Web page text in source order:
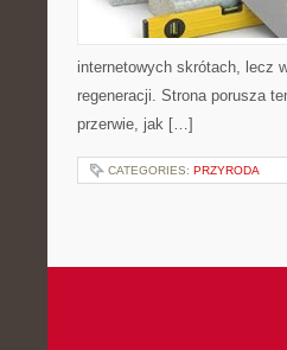
internetowych skrótach, lecz
regeneracji. Strona porusza
przerwie, jak […]
CATEGORIES: PRZYRODA